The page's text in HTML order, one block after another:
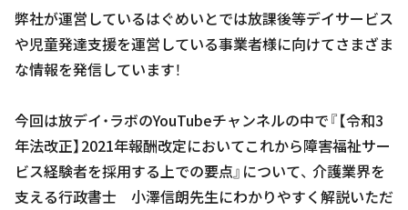
弊社が運営しているはぐめいとでは放課後等デイサービス
や児童発達支援を運営している事業者様に向けてさまざま
な情報を発信しています！
今回は放デイ・ラボのYouTubeチャンネルの中で『【令和3
年法改正】2021年報酬改定においてこれから障害福祉サー
ビス経験者を採用する上での要点』について、 介護業界を
支える行政書士 小澤信朗先生にわかりやすく解説いただ